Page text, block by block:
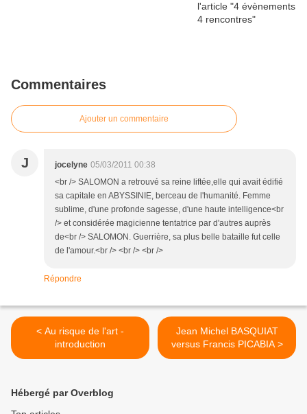
Commentaires
Ajouter un commentaire
J jocelyne 05/03/2011 00:38
<br /> SALOMON a retrouvé sa reine liftée,elle qui avait édifié
sa capitale en ABYSSINIE, berceau de l'humanité. Femme
sublime, d'une profonde sagesse, d'une haute intelligence<br
/> et considérée magicienne tentatrice par d'autres auprès
de<br /> SALOMON. Guerrière, sa plus belle bataille fut celle
de l'amour.<br /> <br /> <br />
Répondre
< Au risque de l'art -
introduction
Jean Michel BASQUIAT
versus Francis PICABIA >
Hébergé par Overblog